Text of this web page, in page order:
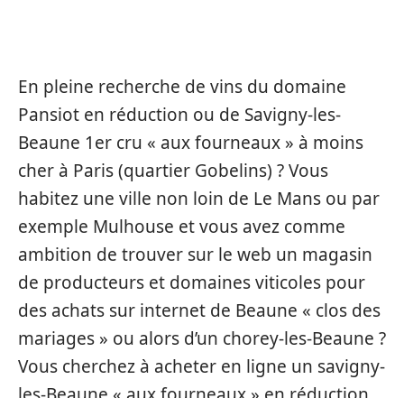
En pleine recherche de vins du domaine
Pansiot en réduction ou de Savigny-les-
Beaune 1er cru « aux fourneaux » à moins
cher à Paris (quartier Gobelins) ? Vous
habitez une ville non loin de Le Mans ou par
exemple Mulhouse et vous avez comme
ambition de trouver sur le web un magasin
de producteurs et domaines viticoles pour
des achats sur internet de Beaune « clos des
mariages » ou alors d’un chorey-les-Beaune ?
Vous cherchez à acheter en ligne un savigny-